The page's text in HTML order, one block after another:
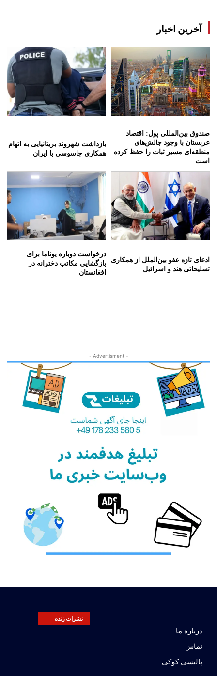
آخرین اخبار
صندوق بین‌المللی پول: اقتصاد
عربستان با وجود چالش‌های
منطقه‌ای مسیر ثبات را حفظ کرده
است
بازداشت شهروند بریتانیایی به اتهام
همکاری جاسوسی با ایران
ادعای تازه عفو بین‌الملل از همکاری
تسلیحاتی هند و اسرائیل
درخواست دوباره یوناما برای
بازگشایی مکاتب دخترانه در
افغانستان
- Advertisment -
نشرات زنده
درباره ما
تماس
پالیسی کوکی